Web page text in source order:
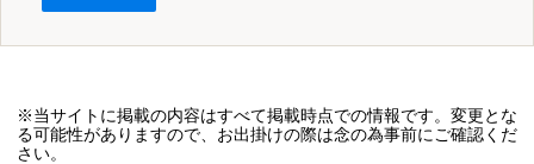
※当サイトに掲載の内容はすべて掲載時点での情報です。変更とな
る可能性がありますので、お出掛けの際は念の為事前にご確認くだ
さい。